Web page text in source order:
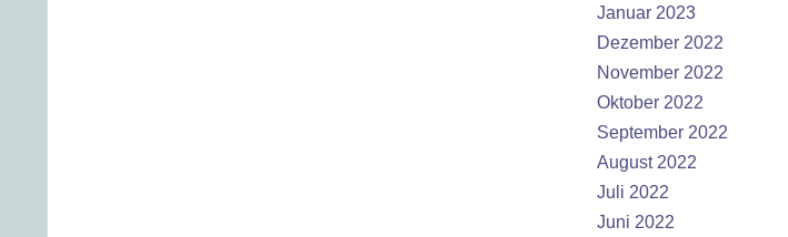
Januar 2023
Dezember 2022
November 2022
Oktober 2022
September 2022
August 2022
Juli 2022
Juni 2022